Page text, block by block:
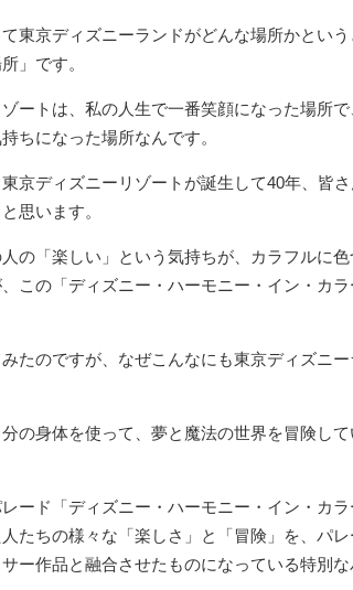
東京ディズニーランドがどんな場所かとい
」です。
ートは、私の人生で一番笑顔になった場所
ちになった場所なんです。
京ディズニーリゾートが誕生して40年、皆
思います。
の「楽しい」という気持ちが、カラフルに
この「ディズニー・ハーモニー・イン・カ
たのですが、なぜこんなにも東京ディズニ
の身体を使って、夢と魔法の世界を冒険し
ード「ディズニー・ハーモニー・イン・カ
たちの様々な「楽しさ」と「冒険」を、パ
ー作品と融合させたものになっている特別な